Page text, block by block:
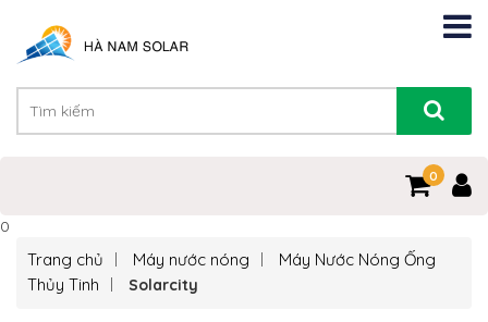
0
0
Trang chủ Máy nước nóng
Máy Nước Nóng Ống
Thủy Tinh
Solarcity